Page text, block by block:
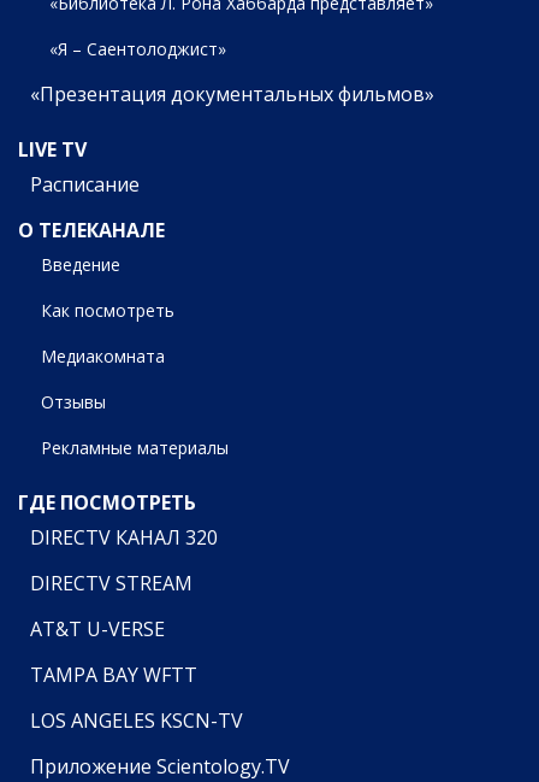
«Я – Саентолоджист»
«Презентация документальных фильмов»
LIVE TV
Расписание
О ТЕЛЕКАНАЛЕ
Введение
Как посмотреть
Медиакомната
Отзывы
Рекламные материалы
ГДЕ ПОСМОТРЕТЬ
DIRECTV КАНАЛ 320
DIRECTV STREAM
AT&T U-VERSE
TAMPA BAY WFTT
LOS ANGELES KSCN-TV
Приложение Scientology.TV